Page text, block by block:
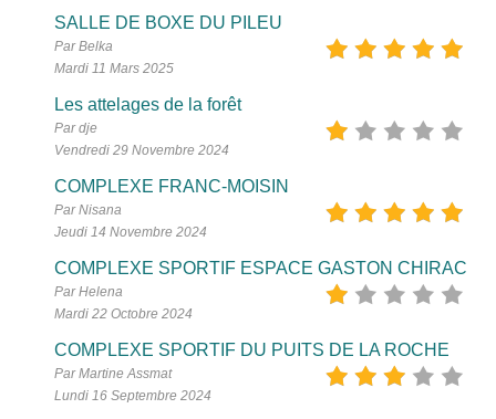
SALLE DE BOXE DU PILEU
Par Belka
Mardi 11 Mars 2025
Les attelages de la forêt
Par dje
Vendredi 29 Novembre 2024
COMPLEXE FRANC-MOISIN
Par Nisana
Jeudi 14 Novembre 2024
COMPLEXE SPORTIF ESPACE GASTON CHIRAC
Par Helena
Mardi 22 Octobre 2024
COMPLEXE SPORTIF DU PUITS DE LA ROCHE
Par Martine Assmat
Lundi 16 Septembre 2024